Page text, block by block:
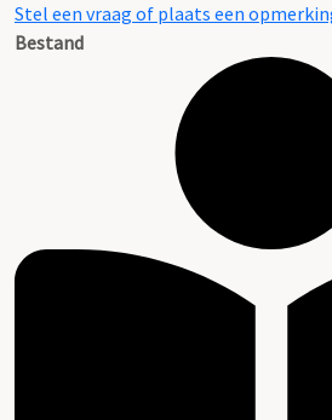
Stel een vraag of plaats een
Bestand